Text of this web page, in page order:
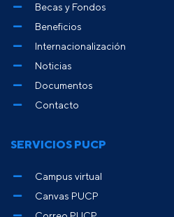
Becas y Fondos
Beneficios
Internacionalización
Noticias
Documentos
Contacto
SERVICIOS PUCP
Campus virtual
Canvas PUCP